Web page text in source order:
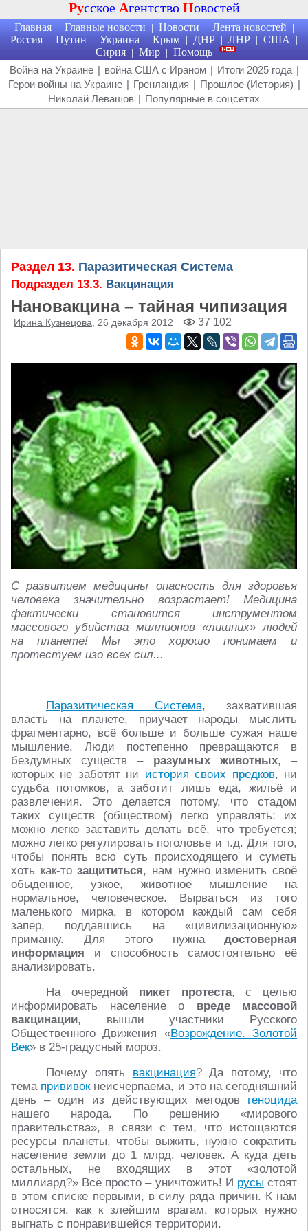
Русское Агентство Новостей
Главная | Главные новости | Новости | Лента новостей |
Россия | Путин | Украина | Крым | ДНР | ЛНР | США |
Сирия | Мир | Помощь
Война на Украине | война США с Ираном | Итоги 2025 года |
Герои войны на Украине | Гренландия | Прошлое (История) |
Николай Левашов | Популярные в соцсетях
Раздел 13. Паразитическая Система
Подраздел 13.3. Вакцинация
Нановакцина – тайная чипизация
Ирина Кузнецова , 26 декабря 2012 37 102
С развитием медицины опасность для здоровья
человека значительно возрастает! Медицина
фактически становится инструментом
массового убийства миллионов «лишних» людей
на планете! Мы это хорошо понимаем и
протестуем изо всех сил...
Паразитическая Система, захватившая
власть на планете, приучает народы мыслить
фрагментарно, всё больше и больше сужая наше
мышление. Люди постепенно превращаются в
бездумных существ – разумных животных, –
которых не заботят ни история своих предков, ни
судьба потомков, а заботит лишь еда, жильё и
развлечения. Это делается потому, что стадом
таких существ (обществом) легко управлять: их
можно легко заставить делать всё, что требуется;
можно легко регулировать поголовье и т.д. Для того,
чтобы понять всю суть происходящего и суметь
хоть как-тозащититься, нам нужно изменить своё
обыденное, узкое, животное мышление на
нормальное, человеческое. Вырваться из того
маленького мирка, в котором каждый сам себя
запер, поддавшись на «цивилизационную»
приманку. Для этого нужна достоверная
информация и способность самостоятельно её
анализировать.
На очередной пикет протеста, с целью
информировать население о вреде массовой
вакцинации, вышли участники Русского
Общественного Движения «Возрождение. Золотой
Век» в 25-градусный мороз.
Почему опять вакцинация? Да потому, что
тема прививокнеисчерпаема, и это на сегодняшний
день – один из действующих методов геноцида
нашего народа. По решению «мирового
правительства», в связи с тем, что истощаются
ресурсы планеты, чтобы выжить, нужно сократить
население земли до 1 млрд. человек. А куда деть
остальных, не входящих в этот «золотой
миллиард?» Всё просто – уничтожить! И русы стоят
в этом списке первыми, в силу ряда причин. К нам
относятся, как к злейшим врагам, которых нужно
выгнать с понравившейся территории.